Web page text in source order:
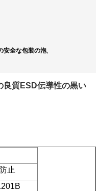
安全な包装の泡,
質ESD伝導性の黒い
止